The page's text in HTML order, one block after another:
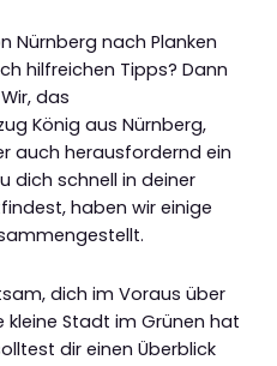
Nürnberg nach Planken
hilfreichen Tipps? Dann
das
König aus Nürnberg,
auch herausfordernd ein
dich schnell in deiner
haben wir einige
dich im Voraus über
kleine Stadt im Grünen hat
dir einen Überblick